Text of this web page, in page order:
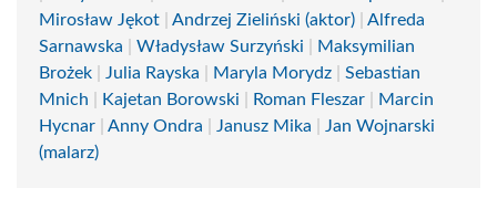
Mirosław Jękot
Andrzej Zieliński (aktor)
Alfreda
Sarnawska
Władysław Surzyński
Maksymilian
Brożek
Julia Rayska Maryla Morydz
Sebastian
Mnich
Kajetan Borowski Roman Fleszar
Marcin
Hycnar
Anny Ondra Janusz Mika
Jan Wojnarski
(malarz)